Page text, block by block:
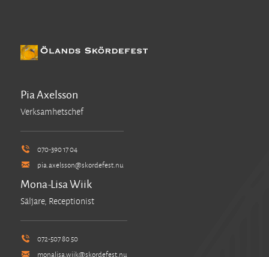
Pia Axelsson
Verksamhetschef
070-390 17 04
pia.axelsson@skordefest.nu
Mona-Lisa Wiik
Säljare, Receptionist
072-507 80 50
monalisa.wiik@skordefest.nu